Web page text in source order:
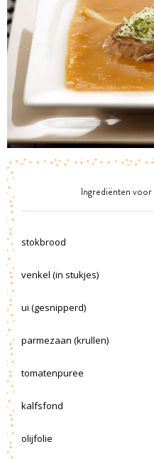
Ingrediënten voor
stokbrood
venkel (in stukjes)
ui (gesnipperd)
parmezaan (krullen)
tomatenpuree
kalfsfond
olijfolie